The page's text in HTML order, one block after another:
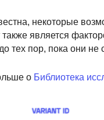
некоторые
является
тех пор, пока они не
о Библиотека